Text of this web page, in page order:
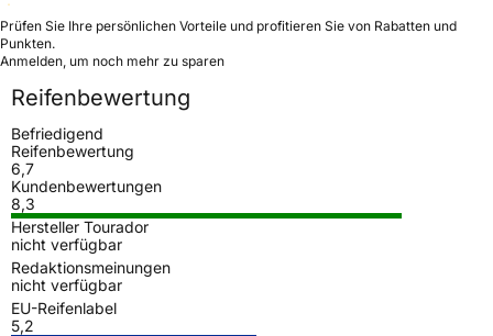
Prüfen Sie Ihre persönlichen Vorteile und profitieren Sie von Rabatten und
Punkten.
Anmelden, um noch mehr zu sparen
Reifenbewertung
Befriedigend
Reifenbewertung
6,7
Kundenbewertungen
8,3
Hersteller Tourador
nicht verfügbar
Redaktionsmeinungen
nicht verfügbar
EU-Reifenlabel
5,2